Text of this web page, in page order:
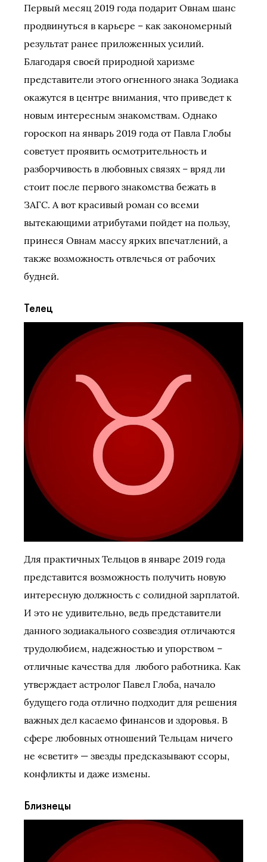
Первый месяц 2019 года подарит Овнам шанс
продвинуться в карьере – как закономерный
результат ранее приложенных усилий.
Благодаря своей природной харизме
представители этого огненного знака Зодиака
окажутся в центре внимания, что приведет к
новым интересным знакомствам. Однако
гороскоп на январь 2019 года от Павла Глобы
советует проявить осмотрительность и
разборчивость в любовных связях – вряд ли
стоит после первого знакомства бежать в
ЗАГС. А вот красивый роман со всеми
вытекающими атрибутами пойдет на пользу,
принеся Овнам массу ярких впечатлений, а
также возможность отвлечься от рабочих
будней.
Телец
Для практичных Тельцов в январе 2019 года
представится возможность получить новую
интересную должность с солидной зарплатой.
И это не удивительно, ведь представители
данного зодиакального созвездия отличаются
трудолюбием, надежностью и упорством –
отличные качества для любого работника. Как
утверждает астролог Павел Глоба, начало
будущего года отлично подходит для решения
важных дел касаемо финансов и здоровья. В
сфере любовных отношений Тельцам ничего
не «светит» — звезды предсказывают ссоры,
конфликты и даже измены.
Близнецы